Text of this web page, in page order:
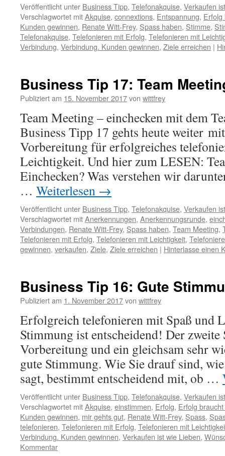
Veröffentlicht unter Business Tipp, Telefonakquise, Verkaufen
Verschlagwortet mitAkquise, connextions, Entspannung, Erfolg
Kunden gewinnen, Renate Witt-Frey, Spass haben, Stimme,
Telefonakquise, Telefonieren mit Erfolg, Telefonieren mit
Verbindung, Verbindung. Kunden gewinnen, Ziele erreichen |
Business Tip 17: Team
Publiziert am 15. November 2017von wittfrey
Team Meeting – einchecken mit dem
Business Tipp 17 gehts heute weiter
Vorbereitung für erfolgreiches
Leichtigkeit. Und hier zum LESEN:
Einchecken? Was verstehen wir
… Weiterlesen →
Veröffentlicht unter Business Tipp, Telefonakquise, Verkaufen
Verschlagwortet mitAnerkennungen, Anerkennungsrunde,
Verbindungen, Renate Witt-Frey, Spass haben, Team Meeting,
Telefonieren mit Erfolg, Telefonieren mit Leichtigkeit,
gewinnen, verkaufen, Ziele, Ziele erreichen | Hinterlasse einen
Business Tip 16: Gute
Publiziert am 1. November 2017von wittfrey
Erfolgreich telefonieren mit Spaß und
Stimmung ist entscheidend! Der zweite
Vorbereitung und ein gleichsam sehr
gute Stimmung. Wie Sie drauf sind,
sagt, bestimmt entscheidend mit, ob …
Veröffentlicht unter Business Tipp, Telefonakquise, Verkaufen
Verschlagwortet mitAkquise, einstimmen, Erfolg, Erfolg
Kunden gewinnen, mir gehts gut, Renate Witt-Frey, Spass,
telefonieren, Telefonieren mit Erfolg, Telefonieren mit
Verbindung. Kunden gewinnen, Verkaufen ist wie Lieben,
Kommentar